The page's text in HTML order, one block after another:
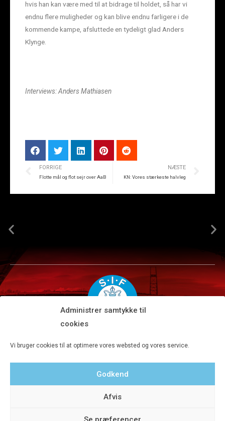
Administrer samtykke til
cookies
Vi bruger cookies til at optimere vores websted og vores service.
Godkend
Afvis
hvis han kan være med til at bidrage til holdet, så har vi
endnu flere muligheder og kan blive endnu farligere i de
kommende kampe, afsluttede en tydeligt glad Anders
Klynge.
Interviews: Anders Mathiasen
FORRIGE
Flotte mål og flot sejr over AaB
NÆSTE
KN: Vores stærkeste halvleg
Tlf 8680 4477 · Fax 8680 4647 · Kontortid man-fre kl. 9-15